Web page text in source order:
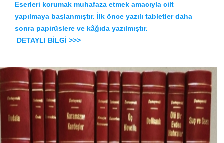
Eserleri korumak muhafaza etmek amacıyla cilt
yapılmaya başlanmıştır. İlk önce yazılı tabletler daha
sonra papirüslere ve kâğıda yazılmıştır.
DETAYLI BİLGİ >>>